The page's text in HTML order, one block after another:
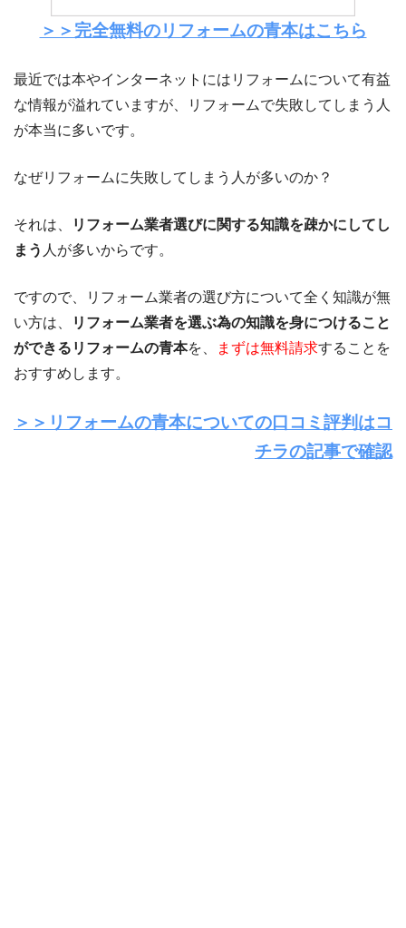
＞＞完全無料のリフォームの青本はこちら
最近では本やインターネットにはリフォームについて有益
な情報が溢れていますが、リフォームで失敗してしまう人
が本当に多いです。
なぜリフォームに失敗してしまう人が多いのか？
それは、
リフォーム業者選びに関する知識を疎かにしてし
まう 人が多いからです。
ですので、リフォーム業者の選び方について全く知識が無
い方は、
リフォーム業者を選ぶ為の知識を身につけること
ができるリフォームの青本を、 まずは無料請求することを
おすすめします。
＞＞リフォームの青本についての口コミ評判はコ
チラの記事で確認